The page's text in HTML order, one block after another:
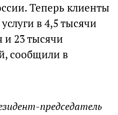
Теперь клиенты
в 4,5 тысячи
и 23 тысячи
сообщили в
председатель